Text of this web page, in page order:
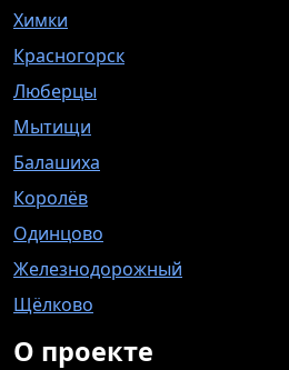
Химки
Красногорск
Люберцы
Мытищи
Балашиха
Королёв
Одинцово
Железнодорожный
Щёлково
О проекте